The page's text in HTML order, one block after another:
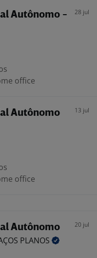
Autônomo -
28 jul
office
Autônomo
13 jul
office
Autônomo 20 jul
PLANOS